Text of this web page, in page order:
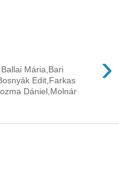
›
Mária,Bari
Edit,Farkas
Dániel,Molnár